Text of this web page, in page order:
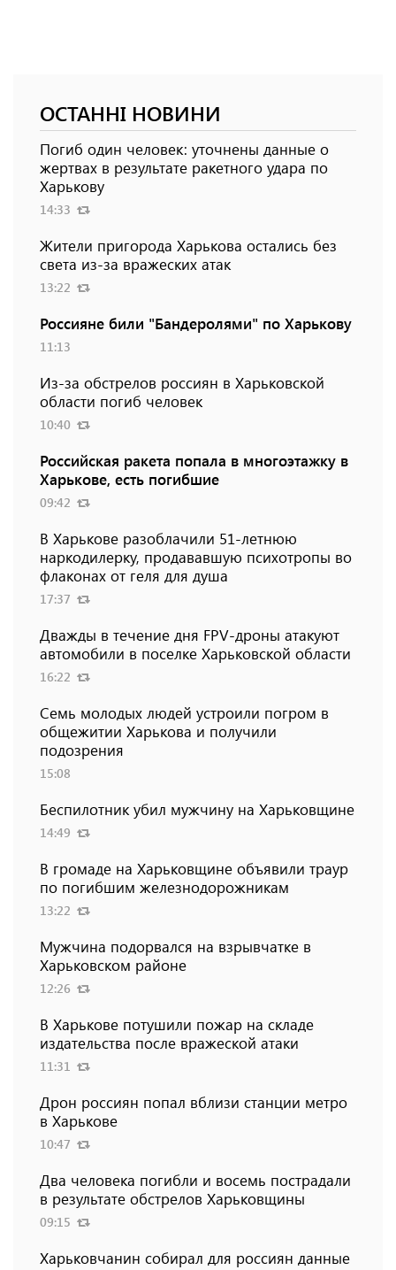
ОСТАННІ НОВИНИ
Погиб один человек: уточнены данные о
жертвах в результате ракетного удара по
Харькову
14:33
Жители пригорода Харькова остались без
света из-за вражеских атак
13:22
Россияне били "Бандеролями" по Харькову
11:13
Из-за обстрелов россиян в Харьковской
области погиб человек
10:40
Российская ракета попала в многоэтажку в
Харькове, есть погибшие
09:42
В Харькове разоблачили 51-летнюю
наркодилерку, продававшую психотропы во
флаконах от геля для душа
17:37
Дважды в течение дня FPV-дроны атакуют
автомобили в поселке Харьковской области
16:22
Семь молодых людей устроили погром в
общежитии Харькова и получили
подозрения
15:08
Беспилотник убил мужчину на Харьковщине
14:49
В громаде на Харьковщине объявили траур
по погибшим железнодорожникам
13:22
Мужчина подорвался на взрывчатке в
Харьковском районе
12:26
В Харькове потушили пожар на складе
издательства после вражеской атаки
11:31
Дрон россиян попал вблизи станции метро
в Харькове
10:47
Два человека погибли и восемь пострадали
в результате обстрелов Харьковщины
09:15
Харьковчанин собирал для россиян данные